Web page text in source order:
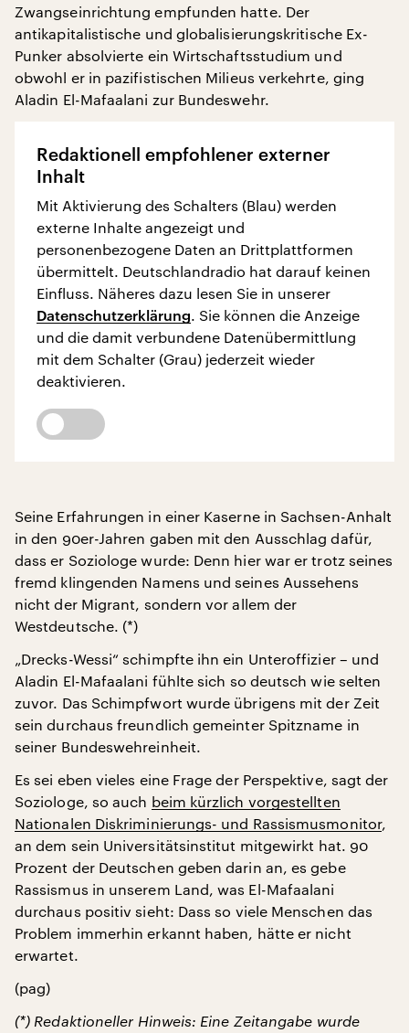
Zwangseinrichtung empfunden hatte. Der
antikapitalistische und globalisierungskritische Ex-
Punker absolvierte ein Wirtschaftsstudium und
obwohl er in pazifistischen Milieus verkehrte, ging
Aladin El-Mafaalani zur Bundeswehr.
Redaktionell empfohlener externer
Inhalt
Mit Aktivierung des Schalters (Blau) werden
externe Inhalte angezeigt und
personenbezogene Daten an Drittplattformen
übermittelt. Deutschlandradio hat darauf keinen
Einfluss. Näheres dazu lesen Sie in unserer
Datenschutzerklärung. Sie können die Anzeige
und die damit verbundene Datenübermittlung
mit dem Schalter (Grau) jederzeit wieder
deaktivieren.
Seine Erfahrungen in einer Kaserne in Sachsen-Anhalt
in den 90er-Jahren gaben mit den Ausschlag dafür,
dass er Soziologe wurde: Denn hier war er trotz seines
fremd klingenden Namens und seines Aussehens
nicht der Migrant, sondern vor allem der
Westdeutsche. (*)
„Drecks-Wessi“ schimpfte ihn ein Unteroffizier – und
Aladin El-Mafaalani fühlte sich so deutsch wie selten
zuvor. Das Schimpfwort wurde übrigens mit der Zeit
sein durchaus freundlich gemeinter Spitzname in
seiner Bundeswehreinheit.
Es sei eben vieles eine Frage der Perspektive, sagt der
Soziologe, so auch beim kürzlich vorgestellten
Nationalen Diskriminierungs- und Rassismusmonitor,
an dem sein Universitätsinstitut mitgewirkt hat. 90
Prozent der Deutschen geben darin an, es gebe
Rassismus in unserem Land, was El-Mafaalani
durchaus positiv sieht: Dass so viele Menschen das
Problem immerhin erkannt haben, hätte er nicht
erwartet.
(pag)
(*) Redaktioneller Hinweis: Eine Zeitangabe wurde